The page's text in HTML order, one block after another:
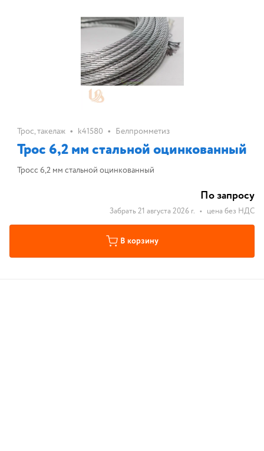
Трос, такелаж • k41580 • Белпромметиз
Трос 6,2 мм стальной оцинкованный
Тросс 6,2 мм стальной оцинкованный
По запросу
Забрать 21 августа 2026 г. • цена без НДС
В корзину